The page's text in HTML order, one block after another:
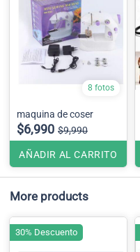
8 fotos
maquina de coser
$6,990 $9,990
AÑADIR AL CARRITO
More products
30% Descuento